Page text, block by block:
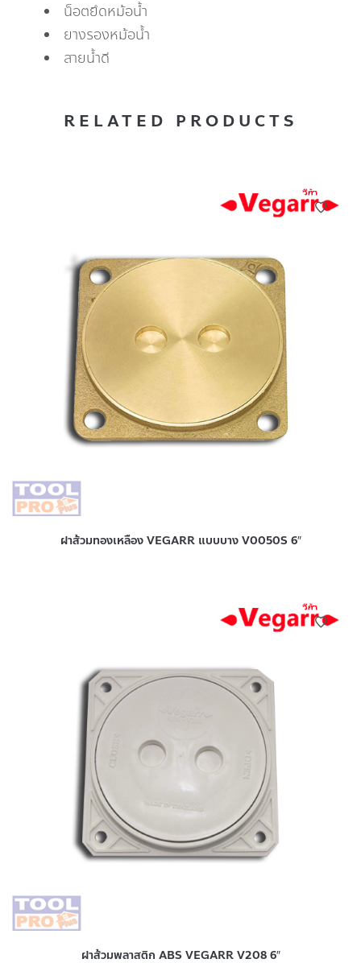
น็อตยึดหม้อน้ำ
ยางรองหม้อน้ำ
สายน้ำดี
RELATED PRODUCTS
ฝาส้วมทองเหลือง VEGARR แบบบาง V0050S 6″
ฝาส้วมพลาสติก ABS VEGARR V208 6″